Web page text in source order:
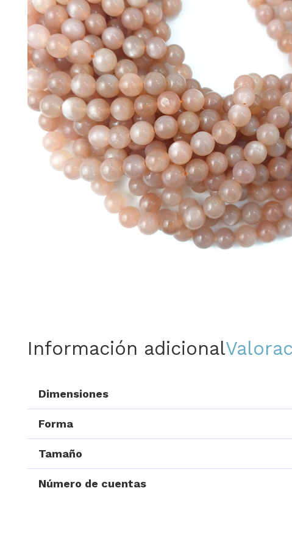
Información adicional
Dimensiones
Forma
Tamaño
Número de cuentas